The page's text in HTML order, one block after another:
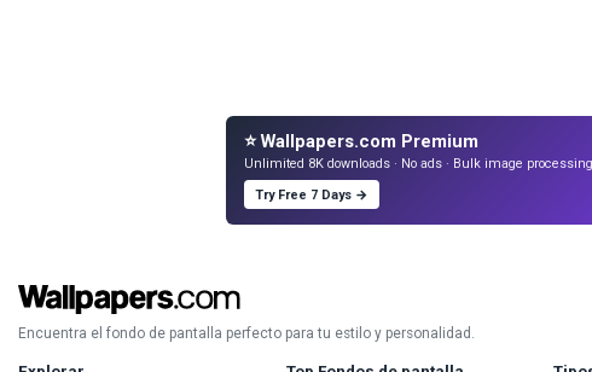
⭐ Wallpapers.com Premium
Unlimited 8K downloads · No ads · Bulk image
Try Free 7 Days →
Encuentra el fondo de pantalla perfecto para tu estilo y personalidad.